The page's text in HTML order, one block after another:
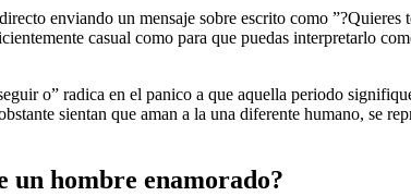
enviando un mensaje sobre escrito como
casual como para que puedas interpretarlo
o” radica en el panico a que aquella periodo
sientan que aman a la una diferente humano, se
un hombre enamorado?